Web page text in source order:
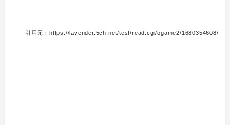
引用元：https://lavender.5ch.net/test/read.cgi/ogame2/1680354608/